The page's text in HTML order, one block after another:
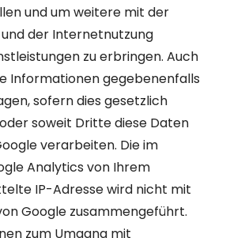
und um weitere mit der
der Internetnutzung
zu erbringen. Auch
Informationen gegebenenfalls
sofern dies gesetzlich
soweit Dritte diese Daten
verarbeiten. Die im
Analytics von Ihrem
IP-Adresse wird nicht mit
Google zusammengeführt.
zum Umgang mit